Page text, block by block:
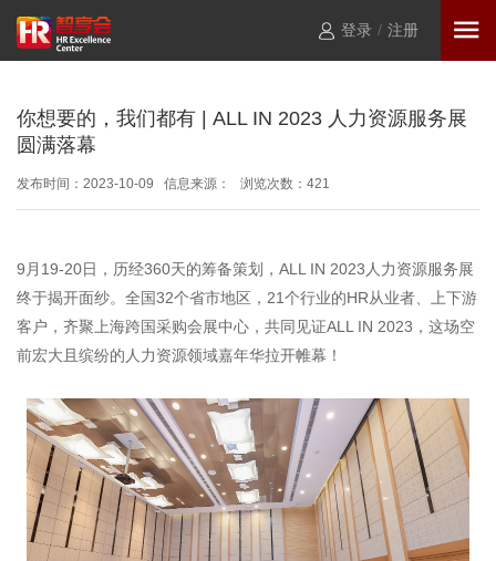
登录 / 注册
你想要的，我们都有 | ALL IN 2023 人力资源服务展
圆满落幕
发布时间：2023-10-09 信息来源： 浏览次数： 421
9月19-20日，历经360天的筹备策划，ALL IN 2023人力资源服务展
终于揭开面纱。全国32个省市地区，21个行业的HR从业者、上下游
客户，齐聚上海跨国采购会展中心，共同见证ALL IN 2023，这场空
前宏大且缤纷的人力资源领域嘉年华拉开帷幕！